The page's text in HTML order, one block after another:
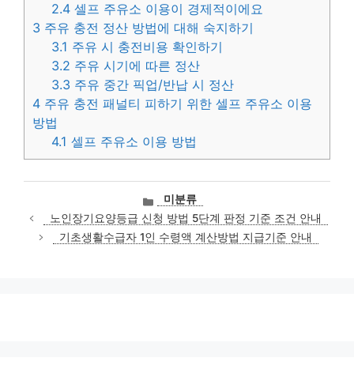
2.4 셀프 주유소 이용이 경제적이에요
3 주유 충전 정산 방법에 대해 숙지하기
3.1 주유 시 충전비용 확인하기
3.2 주유 시기에 따른 정산
3.3 주유 중간 픽업/반납 시 정산
4 주유 충전 패널티 피하기 위한 셀프 주유소 이용
방법
4.1 셀프 주유소 이용 방법
카
테
고
리
미분류
노인장기요양등급 신청 방법 5단계 판정 기준 조건 안내
기초생활수급자 1인 수령액 계산방법 지급기준 안내